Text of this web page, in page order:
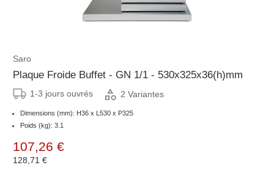
Saro
Plaque Froide Buffet - GN 1/1 - 530x325x36(h)mm
1-3 jours ouvrés 2 Variantes
Dimensions (mm): H36 x L530 x P325
Poids (kg): 3.1
107,26 €
128,71 €